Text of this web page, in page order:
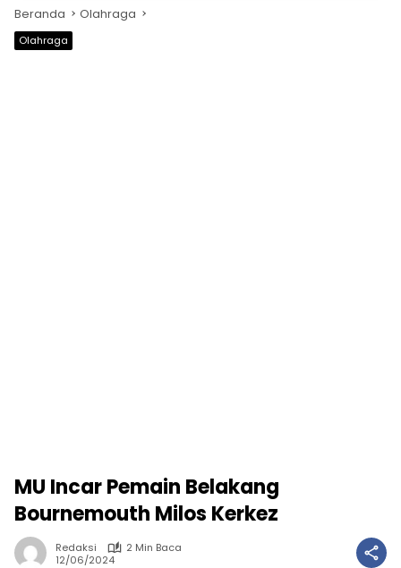
Beranda Olahraga
Olahraga
MU Incar Pemain Belakang
Bournemouth Milos Kerkez
Redaksi
2 Min Baca
12/06/2024